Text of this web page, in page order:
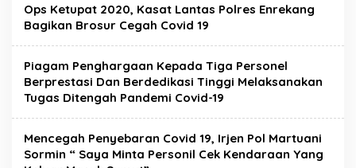
Ops Ketupat 2020, Kasat Lantas Polres Enrekang
Bagikan Brosur Cegah Covid 19
Piagam Penghargaan Kepada Tiga Personel
Berprestasi Dan Berdedikasi Tinggi Melaksanakan
Tugas Ditengah Pandemi Covid-19
Mencegah Penyebaran Covid 19, Irjen Pol Martuani
Sormin “ Saya Minta Personil Cek Kendaraan Yang